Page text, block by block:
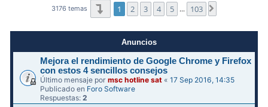
3176 temas Página1de103
1 2 3 4 5 … 103
Anuncios
Mejora el rendimiento de Google Chrome y Firefox
con estos 4 sencillos consejos
Último mensaje pormsc hotline sat «17 Sep 2016, 14:35
Publicado en Foro Software
Respuestas:2